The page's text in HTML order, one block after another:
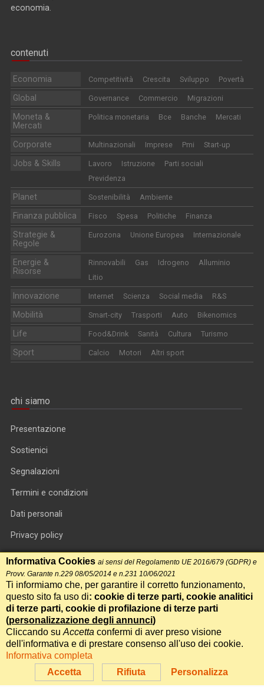
economia.
contenuti
Economia Competitività Crescita Sviluppo Povertà
Global Governance Commercio Migrazioni
Moneta &
Mercati
Politica monetaria Bce Banche Mercati
Corporate Multinazionali Imprese Pmi Start-up
Jobs & Skills Lavoro Istruzione
Parti sociali
Previdenza
Planet Sostenibilità Ambiente
Finanza pubblica Fisco Spesa Politiche Finanza
Strategie &
Regole
Eurozona Unione Europea Internazionale
Energie &
Risorse
Rinnovabili Gas Idrogeno
Alluminio
Litio
Innovazione Internet Scienza Social media R&S
Mobilità Smart-city Trasporti Auto Bikenomics
Life Food&Drink Sanità Cultura Turismo
Sport Calcio Motori Altri sport
chi siamo
Presentazione
Sostienici
Segnalazioni
Termini e condizioni
Dati personali
Privacy policy
Informativa cookie
RSS feed
RSS Top News
Contatti
International Communication S.r.l. • P.IVA 14478081004 • Testata
giornalistica n.191, reg. Tribunale di Roma del 14/12/2017
Accetta Rifiuta Personalizza
Informativa Cookies ai sensi del Regolamento UE 2016/679 (GDPR) e
Provv. Garante n.229 08/05/2014 e n.231 10/06/2021
Ti informiamo che, per garantire il corretto funzionamento,
questo sito fa uso di: cookie di terze parti, cookie analitici
di terze parti, cookie di profilazione di terze parti
(personalizzazione degli annunci)
Cliccando su Accetta confermi di aver preso visione
dell'informativa e di prestare consenso all'uso dei cookie.
Informativa completa